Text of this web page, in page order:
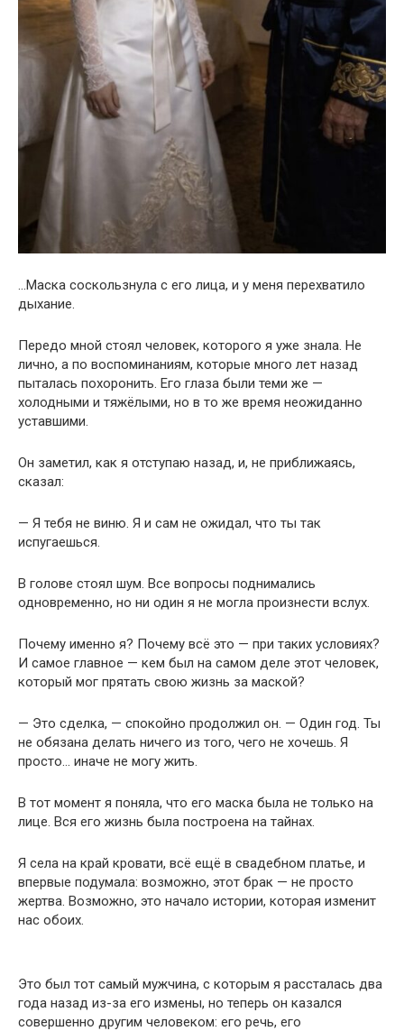
…Маска соскользнула с его лица, и у меня перехватило
дыхание.
Передо мной стоял человек, которого я уже знала. Не
лично, а по воспоминаниям, которые много лет назад
пыталась похоронить. Его глаза были теми же —
холодными и тяжёлыми, но в то же время неожиданно
уставшими.
Он заметил, как я отступаю назад, и, не приближаясь,
сказал:
— Я тебя не виню. Я и сам не ожидал, что ты так
испугаешься.
В голове стоял шум. Все вопросы поднимались
одновременно, но ни один я не могла произнести вслух.
Почему именно я? Почему всё это — при таких условиях?
И самое главное — кем был на самом деле этот человек,
который мог прятать свою жизнь за маской?
— Это сделка, — спокойно продолжил он. — Один год. Ты
не обязана делать ничего из того, чего не хочешь. Я
просто… иначе не могу жить.
В тот момент я поняла, что его маска была не только на
лице. Вся его жизнь была построена на тайнах.
Я села на край кровати, всё ещё в свадебном платье, и
впервые подумала: возможно, этот брак — не просто
жертва. Возможно, это начало истории, которая изменит
нас обоих.
Это был тот самый мужчина, с которым я рассталась два
года назад из-за его измены, но теперь он казался
совершенно другим человеком: его речь, его